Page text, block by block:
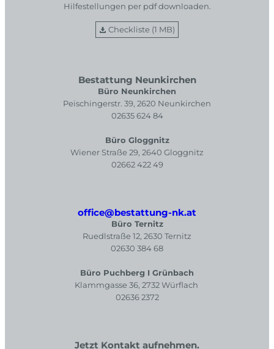
Hilfestellungen per pdf downloaden.
Checkliste (1 MB)
Bestattung Neunkirchen
Büro Neunkirchen
Peischingerstr. 39, 2620 Neunkirchen
02635 624 84
Büro Gloggnitz
Wiener Straße 29, 2640 Gloggnitz
02662 422 49
office@bestattung-nk.at
Büro Ternitz
Ruedlstraße 12, 2630 Ternitz
02630 384 68
Büro Puchberg I Grünbach
Klammgasse 36, 2732 Würflach
02636 2372
Jetzt Kontakt aufnehmen.